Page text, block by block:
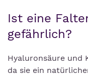
Ist eine
gefährlich?
Hyaluronsäure und
da sie ein